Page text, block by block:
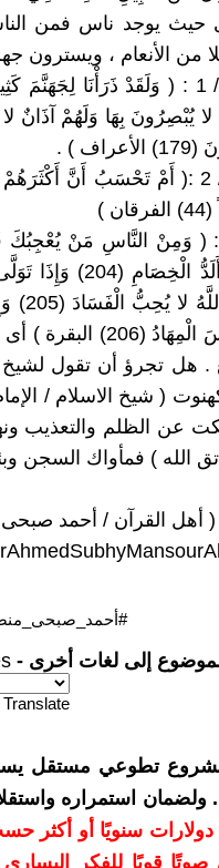
حيث يوجد ناس فمن
من الأنعام ، ويسترون
3 / 2 / 1 / 1 : ( وَلَقَدْ ذَرَأْنَا
يُبْصِرُونَ بِهَا وَلَهُمْ آذَانٌ
) .
3 / 2 / 1 / 2 :( أَمْ تَحْسَبُ أَنَّ
)
/ 2 / 2 : ( وَمِنْ النَّاسِ مَنْ
قَلْبِهِ وَهُوَ أَلَدُّ
جَهَنَّمُ وَلَبِئْسَ
هل تجرؤ أن تقول لشيخ
( شيخ الاسلام /
عن الظلم والتعذيب
الله ) فمأواك السجن
( أهل القرآن / أحمد
إلى لغات أخرى -
Translate
تطوعي مستقل يسعى
ولضمان استمراره
بدعمكم بمبلغ 10 دولارات
صوتًا قويًا للفكر